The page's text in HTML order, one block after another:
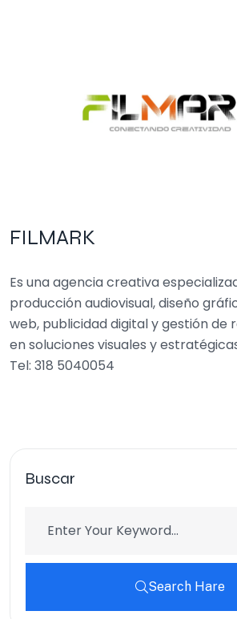
FILMARK
Es una agencia creativa
producción audiovisual, diseño
web, publicidad digital y gestión de
en soluciones visuales y
Tel: 318 5040054
Buscar
Search Hare